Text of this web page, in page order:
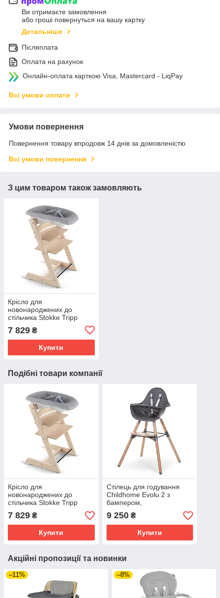
Ви отримаєте замовлення
або гроші повернуться на вашу картку
Детальніше
Післяплата
Оплата на рахунок
Онлайн-оплата карткою Visa, Mastercard - LiqPay
Всі умови оплати
Умови повернення
Повернення товару впродовж 14 днів за домовленістю
Всі умови повернення
З цим товаром також замовляють
Крісло для
новонароджених до
стільчика Stokke Tripp
7 829 ₴
Купити
Подібні товари компанії
Крісло для
новонароджених до
стільчика Stokke Tripp
Trapp Newborn
7 829 ₴
Купити
Стілець для годування
Childhome Evolu 2 з
бампером,
natural/anthracite
9 250₴
Купити
Акційні пропозиції та новинки
–11% –8%